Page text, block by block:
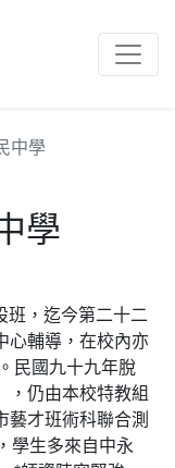
中學
學
班，迄今第二十二
心輔導，在校內亦
民國九十九年脫
，仍由本校特教組
藝才班術科聯合測
學生多來自中永